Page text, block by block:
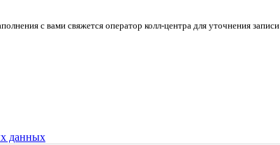
с вами свяжется оператор колл-центра для уточнения записи
данных